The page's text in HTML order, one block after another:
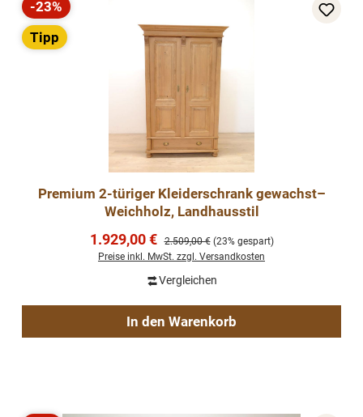
Rabatt
-23%
Tipp
Premium 2-türiger Kleiderschrank gewachst–
Weichholz, Landhausstil
Verkaufspreis:
1.929,00 € Regulärer Preis:
2.509,00 € (23% gespart)
Preise inkl. MwSt. zzgl. Versandkosten
Vergleichen
In den Warenkorb